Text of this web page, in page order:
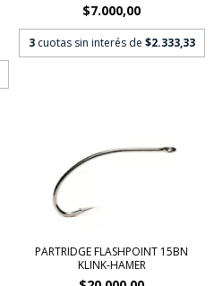
$7.000,00
3 cuotas sin interés de $2.333,33
PARTRIDGE FLASHPOINT 15BN
KLINK-HAMER